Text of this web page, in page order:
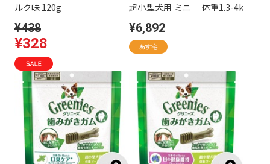
ルク味 120g
¥438
¥328
超小型犬用 ミニ ［体重1.3-4k
¥6,892